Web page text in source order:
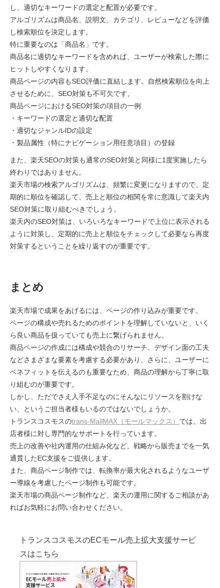
し、適切なキーワードの選定と配置が必要です。
アルゴリズムは商品名、説明文、カテゴリ、レビューなどを評価
し検索順位を決定します。
特に重要なのは「商品名」です。
商品名に適切なキーワードを含めれば、ユーザーが検索した際に
ヒットしやすくなります。
商品ページの内容もSEO評価に直結します。自然検索順位を向上
させるために、SEO対策も不可欠です。
商品ページにおけるSEO対策の項目の一例
・キーワードの選定と適切な配置
・適切なジャンルIDの設定
・製品属性（特にナビゲーション用任意項目）の登録
また、楽天SEOの対策も通常のSEO対策と同様に1度実施したら
終わりではありません。
楽天市場の検索アルゴリズムは、頻繁に変更になりますので、定
期的に順位を確認して、売上と順位の相関を常に意識して楽天内
SEO対策に取り組むべきでしょう。
楽天内のSEO対策は、いろいろなキーワードで上位に表示される
ように対策し、定期的に売上と順位をチェックして必要なら再度
対策するということを繰り返すのが重要です。
まとめ
楽天市場で成果をあげるには、ページの作り込みが重要です。
ページの構成や売れるためのポイントを理解していないと、いく
ら良い商品を扱っていても売上に繋げられません。
商品ページの作成には構成や競合のリサーチ、デザイン面の工夫
などさまざまな要素を考慮する必要があり、さらに、ユーザーに
ベネフィットを伝えるのも重要なため、商品の理解から丁寧に取
り組むのが重要です。
しかし、ただでさえ人手不足なのにそんなにリソースを割けな
い、というご担当者様もいるのではないでしょうか。
トランスコスモスのtrans-MallMAX（モールマックス） では、出
店者様に対し専門的なサポートを行っています。
売上の改善や社内運用の仕組み化など、戦略から販売までを一気
通貫したEC支援をご提供します。
また、商品ページ制作では、転換率が最大化されるようなユーザ
ー導線を考慮したページ制作も可能です。
​​​​​​​楽天市場の商品ページ制作など、楽天の運用に関するご相談があ
ればお気軽にお問い合わせください。
トランスコスモスのECモール売上拡大支援サービ
スはこちら